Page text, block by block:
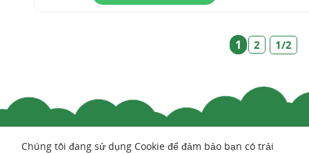
1 2 1/2
Chúng tôi đang sử dụng Cookie để đảm bảo bạn có trải